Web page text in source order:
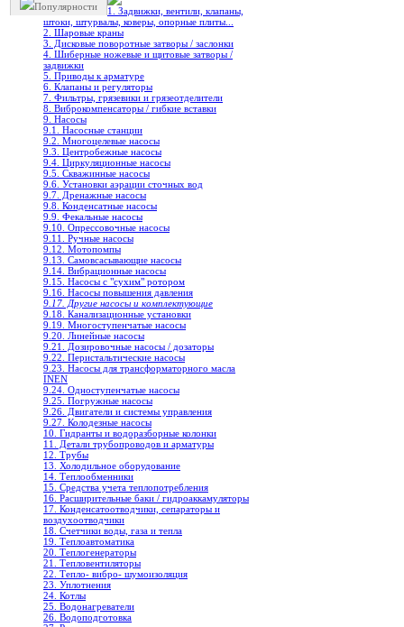
Популярности
1. Задвижки, вентили, клапаны,
штоки, штурвалы, коверы, опорные плиты...
2. Шаровые краны
3. Дисковые поворотные затворы / заслонки
4. Шиберные ножевые и щитовые затворы /
задвижки
5. Приводы к арматуре
6. Клапаны и регуляторы
7. Фильтры, грязевики и грязеотделители
8. Виброкомпенсаторы / гибкие вставки
9. Насосы
9.1. Насосные станции
9.2. Многоцелевые насосы
9.3. Центробежные насосы
9.4. Циркуляционные насосы
9.5. Скважинные насосы
9.6. Установки аэрации сточных вод
9.7. Дренажные насосы
9.8. Конденсатные насосы
9.9. Фекальные насосы
9.10. Опрессовочные насосы
9.11. Ручные насосы
9.12. Мотопомпы
9.13. Самовсасывающие насосы
9.14. Вибрационные насосы
9.15. Насосы с "сухим" ротором
9.16. Насосы повышения давления
9.17. Другие насосы и комплектующие
9.18. Канализационные установки
9.19. Многоступенчатые насосы
9.20. Линейные насосы
9.21. Дозировочные насосы / дозаторы
9.22. Перистальтические насосы
9.23. Насосы для трансформаторного масла
INEN
9.24. Одноступенчатые насосы
9.25. Погружные насосы
9.26. Двигатели и системы управления
9.27. Колодезные насосы
10. Гидранты и водоразборные колонки
11. Детали трубопроводов и арматуры
12. Трубы
13. Холодильное oборудование
14. Теплообменники
15. Средства учета теплопотребления
16. Расширительные баки / гидроаккамуляторы
17. Конденсатоотводчики, сепараторы и
воздухоотводчики
18. Счетчики воды, газа и тепла
19. Теплоавтоматика
20. Теплогенераторы
21. Тепловентиляторы
22. Тепло- вибро- шумоизоляция
23. Уплотнения
24. Котлы
25. Водонагреватели
26. Водоподготовка